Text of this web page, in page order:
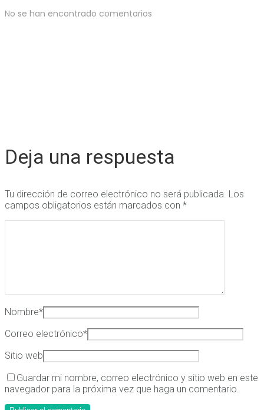
No se han encontrado comentarios
Deja una respuesta
Tu dirección de correo electrónico no será publicada. Los
campos obligatorios están marcados con *
Nombre*
Correo electrónico*
Sitio web
Guardar mi nombre, correo electrónico y sitio web en este
navegador para la próxima vez que haga un comentario.